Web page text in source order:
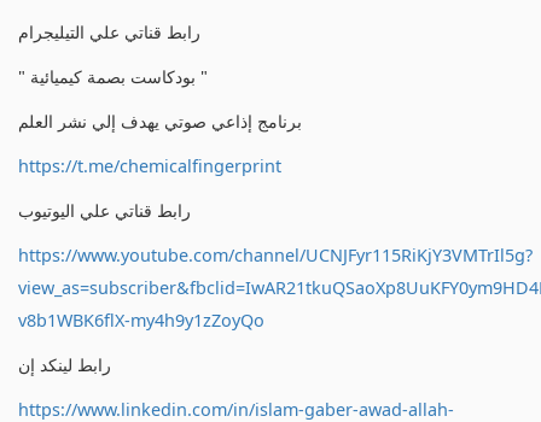
رابط قناتي علي التيليجرام
" بودكاست بصمة كيميائية "
برنامج إذاعي صوتي يهدف إلي نشر العلم
https://t.me/chemicalfingerprint
رابط قناتي علي اليوتيوب
https://www.youtube.com/channel/UCNJFyr115RiKjY3VMTrIl5g?
v8b1WBK6flX-my4h9y1zZoyQo
رابط لينكد إن
https://www.linkedin.com/in/islam-gaber-awad-allah-